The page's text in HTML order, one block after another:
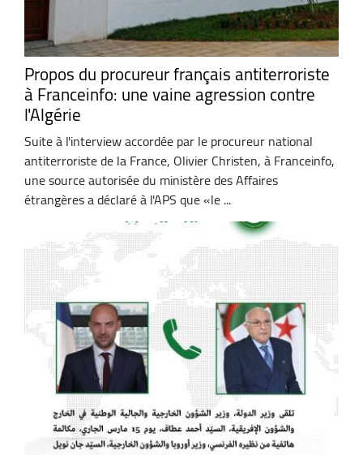
Propos du procureur français antiterroriste
à Franceinfo: une vaine agression contre
l'Algérie
Suite à l'interview accordée par le procureur national
antiterroriste de la France, Olivier Christen, à Franceinfo,
une source autorisée du ministère des Affaires
étrangères a déclaré à l'APS que «le ...